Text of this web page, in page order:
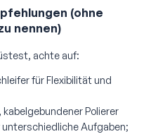
(ohne
nennen)
achte auf:
für Flexibilität und
Polierer
Aufgaben;